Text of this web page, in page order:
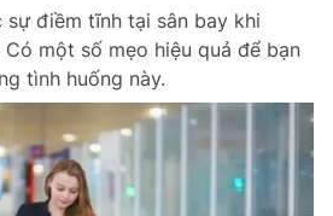
điềm tĩnh tại sân bay khi
một số mẹo hiệu quả để bạn
tình huống này.